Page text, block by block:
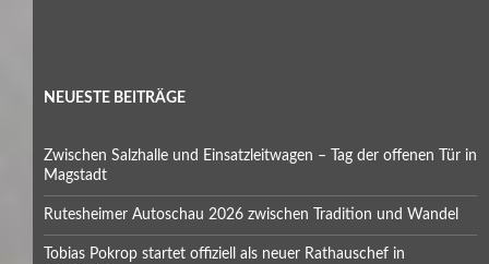
NEUESTE BEITRÄGE
Zwischen Salzhalle und Einsatzleitwagen – Tag der offenen Tür in
Magstadt
Rutesheimer Autoschau 2026 zwischen Tradition und Wandel
Tobias Pokrop startet offiziell als neuer Rathauschef in